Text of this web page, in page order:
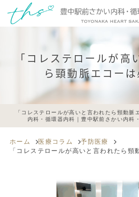
「コレステロールが高
ら頸動脈エコーは
「コレステロールが高いと言われたら頸動脈
内科・循環器内科｜豊中駅前さかい内科
ホーム 医療コラム
予防医療
「コレステロールが高いと言われたら頸